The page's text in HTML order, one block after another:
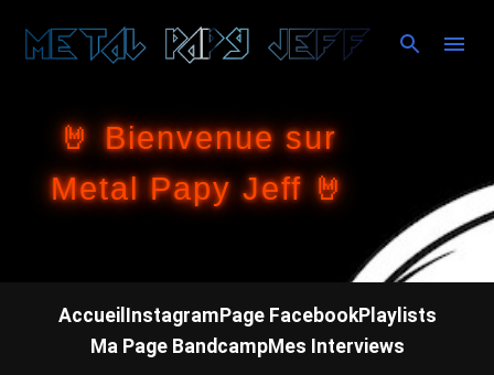
Accéder au contenu principal
🤘 Bienvenue sur
Metal Papy Jeff 🤘
Accueil InstagramPage FacebookPlaylists
Ma Page BandcampMes Interviews